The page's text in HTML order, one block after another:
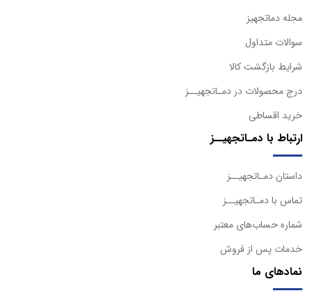
مجله دماتجهیز
سوالات متداول
شرایط بازگشت کالا
درج محصولات در دمـاتجهیــز
خرید اقساطی
ارتباط با دمـاتجهیــز
داستان دمـاتجهیــز
تماس با دمـاتجهیــز
شماره حساب‌های معتبر
خدمات پس از فروش
نمادهای ما